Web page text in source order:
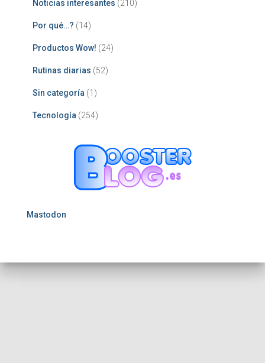
Noticias interesantes (210)
Por qué…? (14)
Productos Wow! (24)
Rutinas diarias (52)
Sin categoría (1)
Tecnología (254)
Mastodon